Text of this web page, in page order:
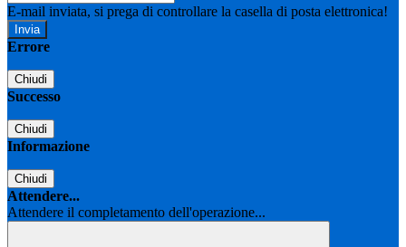
E-mail inviata, si prega di controllare la casella di posta elettronica!
Errore
Chiudi
Successo
Chiudi
Informazione
Chiudi
Attendere...
Attendere il completamento dell'operazione...